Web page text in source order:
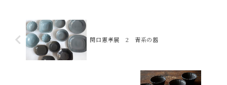
関口憲孝展 2 青系の器